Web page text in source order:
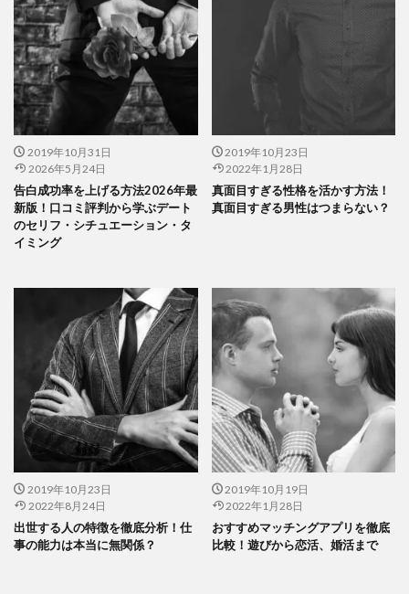
2019年10月31日
2026年5月24日
告白成功率を上げる方法2026年最
新版！口コミ評判から学ぶデート
のセリフ・シチュエーション・タ
イミング
2019年10月23日
2022年1月28日
真面目すぎる性格を活かす方法！
真面目すぎる男性はつまらない？
2019年10月23日
2022年8月24日
出世する人の特徴を徹底分析！仕
事の能力は本当に無関係？
2019年10月19日
2022年1月28日
おすすめマッチングアプリを徹底
比較！遊びから恋活、婚活まで